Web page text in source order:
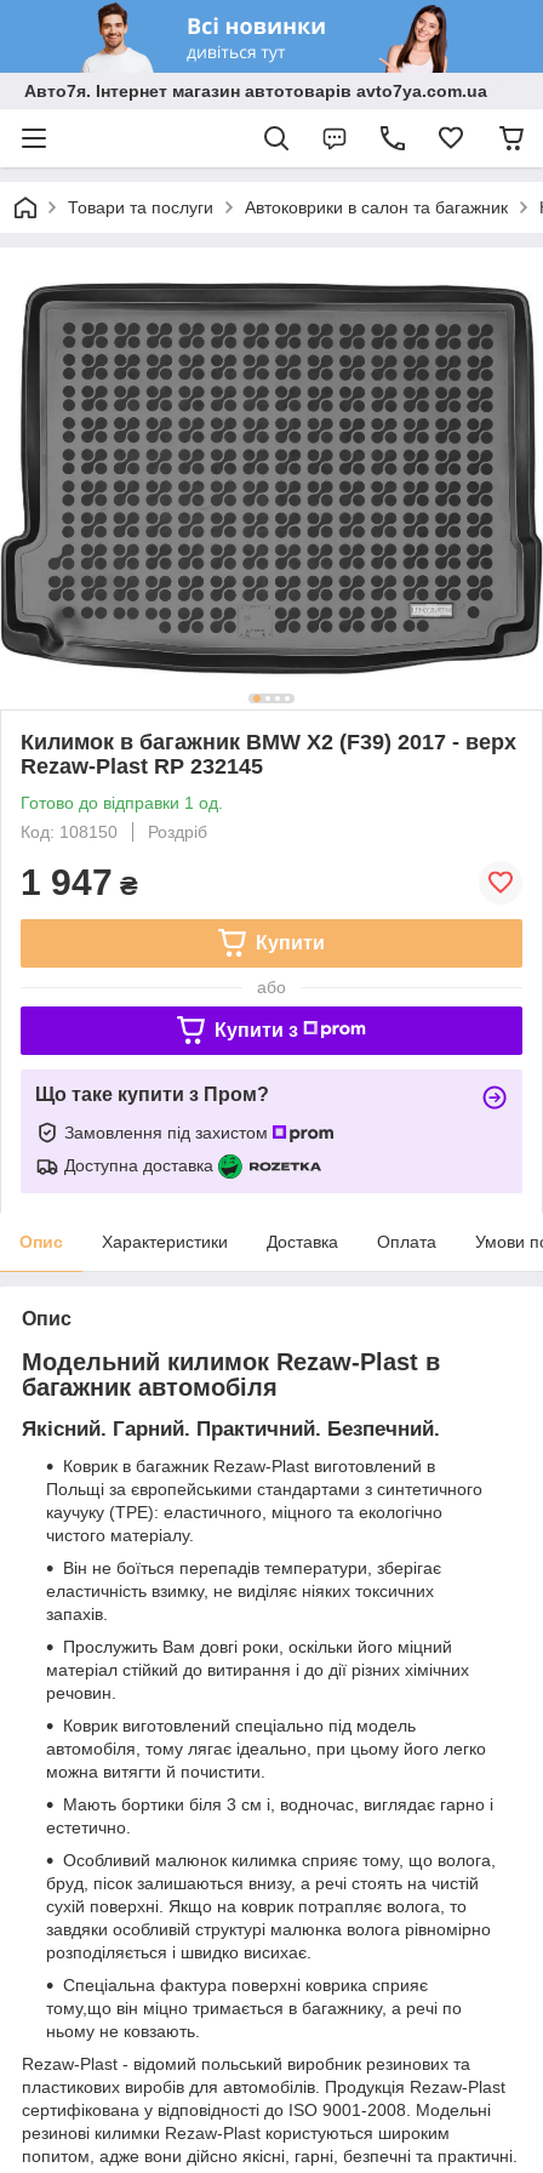
Авто7я. Інтернет магазин автотоварів avto7ya.com.ua
Товари та послуги Автоковрики в салон та багажник
Килимок в багажник BMW X2 (F39) 2017 - верх
Rezaw-Plast RP 232145
Готово до відправки 1 од.
Код: 108150
Роздріб
1 947 ₴
Купити
або
Купити з
Що таке купити з Пром?
Замовлення під захистом
Доступна доставка
Опис Характеристики Доставка Оплата Умови
Опис
Модельний килимок Rezaw-Plast в
багажник автомобіля
Якісний. Гарний. Практичний. Безпечний.
Коврик в багажник Rezaw-Plast виготовлений в
Польщі за європейськими стандартами з синтетичного
каучуку (ТРЕ): еластичного, міцного та екологічно
чистого матеріалу.
Він не боїться перепадів температури, зберігає
еластичність взимку, не виділяє ніяких токсичних
запахів.
Прослужить Вам довгі роки, оскільки його міцний
матеріал стійкий до витирання і до дії різних хімічних
речовин.
Коврик виготовлений спеціально під модель
автомобіля, тому лягає ідеально, при цьому його легко
можна витягти й почистити.
Мають бортики біля 3 см і, водночас, виглядає гарно і
естетично.
Особливий малюнок килимка сприяє тому, що волога,
бруд, пісок залишаються внизу, а речі стоять на чистій
сухій поверхні. Якщо на коврик потрапляє волога, то
завдяки особливій структурі малюнка волога рівномірно
розподіляється і швидко висихає.
Спеціальна фактура поверхні коврика сприяє
тому,що він міцно тримається в багажнику, а речі по
ньому не ковзають.
Rezaw-Plast - відомий польський виробник резинових та
пластикових виробів для автомобілів. Продукція Rezaw-Plast
сертифікована у відповідності до ISO 9001-2008. Модельні
резинові килимки Rezaw-Plast користуються широким
попитом, адже вони дійсно якісні, гарні, безпечні та практичні.